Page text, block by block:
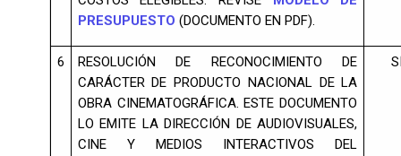
PRESUPUESTO (DOCUMENTO EN PDF).
6
RESOLUCIÓN DE RECONOCIMIENTO DE
CARÁCTER DE PRODUCTO NACIONAL DE LA
OBRA CINEMATOGRÁFICA. ESTE DOCUMENTO
LO EMITE LA DIRECCIÓN DE AUDIOVISUALES,
CINE Y MEDIOS INTERACTIVOS DEL